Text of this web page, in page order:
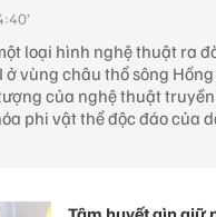
loại hình nghệ thuật ra
ở vùng châu thổ sông
của nghệ thuật
phi vật thể độc đáo của